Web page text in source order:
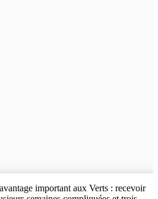
important aux Verts : recevoir